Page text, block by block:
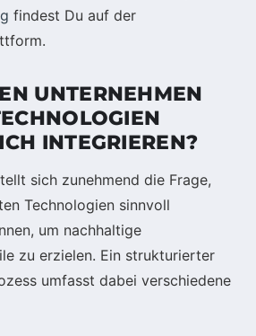
findest Du auf der
UNTERNEHMEN
INTEGRIEREN?
sich zunehmend die Frage,
Technologien sinnvoll
um nachhaltige
zu erzielen. Ein strukturierter
umfasst dabei verschiedene